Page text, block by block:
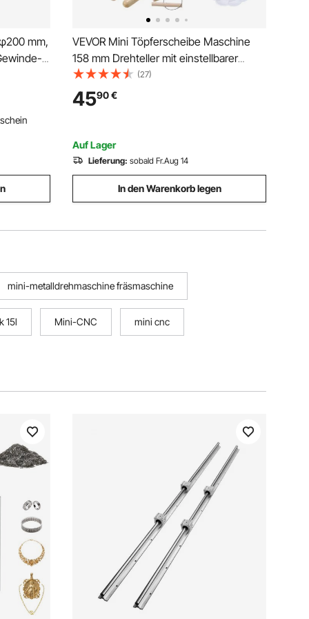
mm,
VEVOR Mini Töpferscheibe Maschine
158 mm Drehteller mit einstellbarer
Rotationsgeschwindigkeit (0-140 U/min),
elektrische Tonscheibe mit
Tonformungswerkzeugen für
(27)
4590€
Auf Lager
Lieferung: sobald Fr.Aug 14
In den Warenkorb legen
mini-metalldrehmaschine fräsmaschine
15l Mini-CNC mini cnc